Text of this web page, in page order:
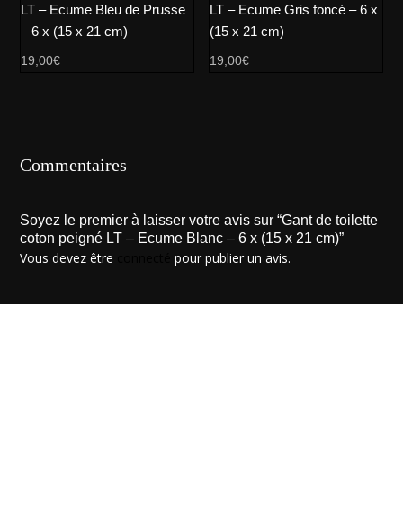
LT – Ecume Bleu de Prusse
– 6 x (15 x 21 cm)
19,00€
LT – Ecume Gris foncé – 6 x
(15 x 21 cm)
19,00€
Commentaires
Soyez le premier à laisser votre avis sur “Gant de toilette
coton peigné LT – Ecume Blanc – 6 x (15 x 21 cm)”
Vous devez être pour publier un avis.